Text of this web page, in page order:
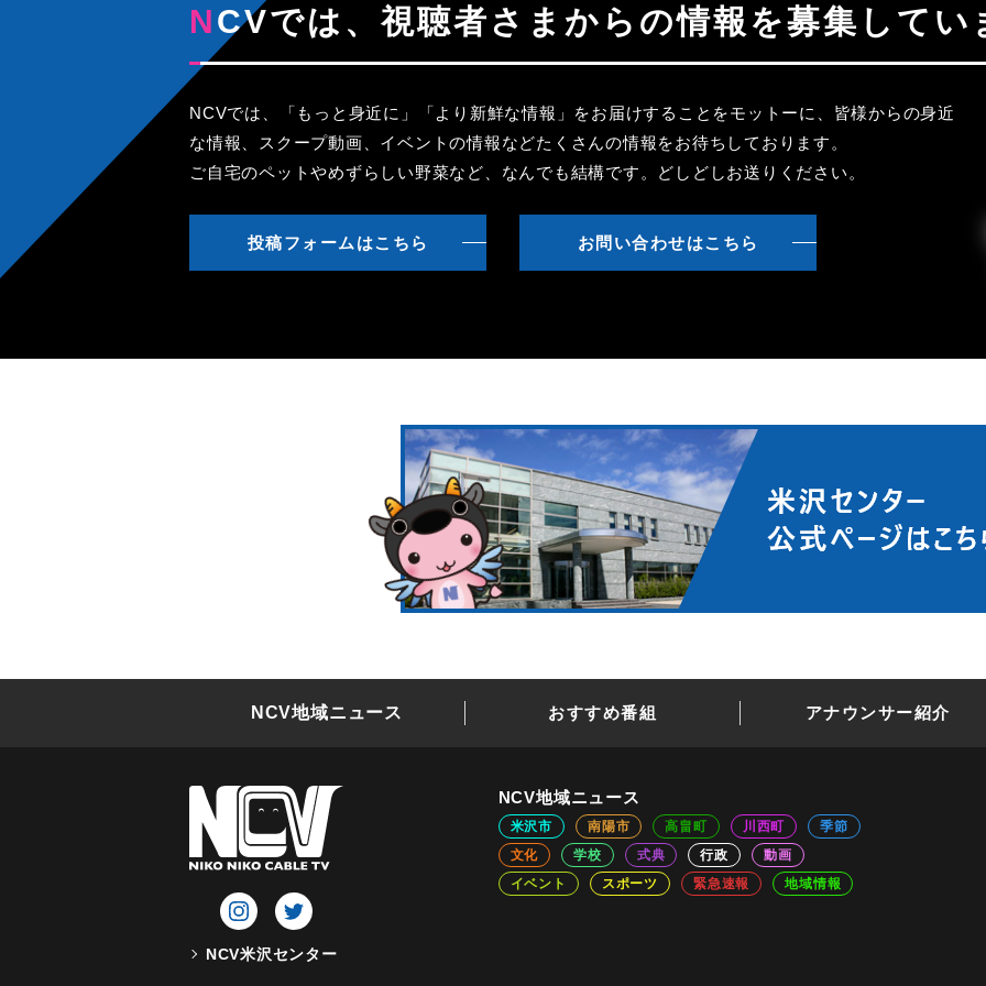
NCVでは、視聴者さまからの情報を募集してい
NCVでは、「もっと身近に」「より新鮮な情報」をお届けすることをモットーに、皆様からの身近
な情報、スクープ動画、イベントの情報などたくさんの情報をお待ちしております。
ご自宅のペットやめずらしい野菜など、なんでも結構です。どしどしお送りください。
投稿フォームはこちら お問い合わせはこちら
NCV地域ニュース おすすめ番組 アナウンサー紹介
NCV米沢センター
NCV地域ニュース
米沢市 南陽市 高畠町 川西町
季節
文化
学校 式典 行政
動画
イベント
スポーツ 緊急速報 地域情報